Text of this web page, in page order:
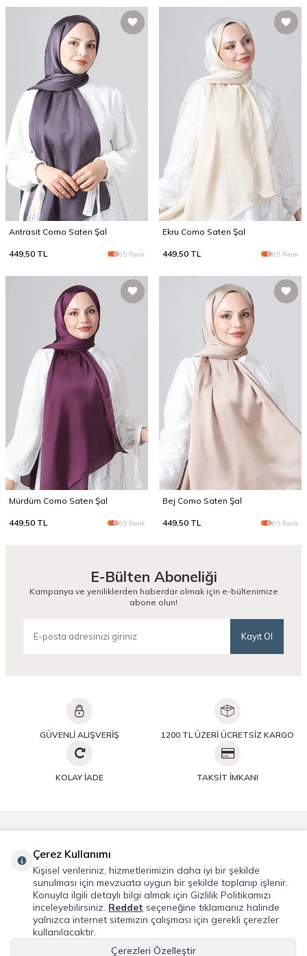
Antrasit Como Saten Şal
449,50 TL 65 Renk
Ekru Como Saten Şal
449,50 TL 65 Renk
Mürdüm Como Saten Şal
449,50 TL 65 Renk
Bej Como Saten Şal
449,50 TL 65 Renk
E-Bülten Aboneliği
Kampanya ve yeniliklerden haberdar olmak için e-bültenimize
abone olun!
Kayıt Ol
GÜVENLİ ALIŞVERİŞ 1200 TL ÜZERİ ÜCRETSİZ KARGO
KOLAY İADE TAKSİT İMKANI
Hızlı Erişim
Çerez Kullanımı
Kişisel verileriniz, hizmetlerimizin daha iyi bir şekilde
sunulması için mevzuata uygun bir şekilde toplanıp işlenir.
Konuyla ilgili detaylı bilgi almak için Gizlilik Politikamızı
inceleyebilirsiniz. Reddet seçeneğine tıklamanız halinde
yalnızca internet sitemizin çalışması için gerekli çerezler
kullanılacaktır.
Çerezleri Özelleştir